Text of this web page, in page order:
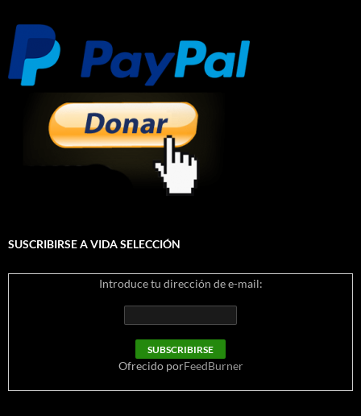
SUSCRIBIRSE A VIDA SELECCIÓN
Introduce tu dirección de e-mail:
Ofrecido porFeedBurner